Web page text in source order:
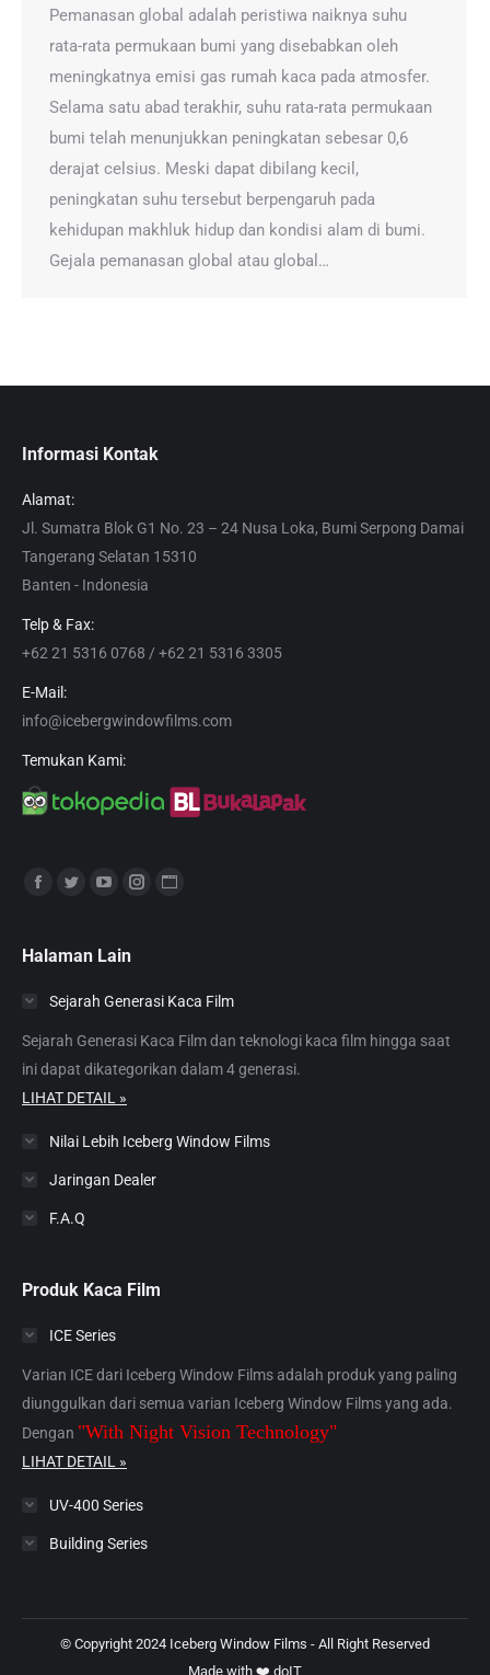
Pemanasan global adalah peristiwa naiknya suhu
rata-rata permukaan bumi yang disebabkan oleh
meningkatnya emisi gas rumah kaca pada atmosfer.
Selama satu abad terakhir, suhu rata-rata permukaan
bumi telah menunjukkan peningkatan sebesar 0,6
derajat celsius. Meski dapat dibilang kecil,
peningkatan suhu tersebut berpengaruh pada
kehidupan makhluk hidup dan kondisi alam di bumi.
Gejala pemanasan global atau global…
Informasi Kontak
Alamat:
Jl. Sumatra Blok G1 No. 23 – 24 Nusa Loka, Bumi Serpong Damai
Tangerang Selatan 15310
Banten - Indonesia
Telp & Fax:
+62 21 5316 0768 / +62 21 5316 3305
E-Mail:
info@icebergwindowfilms.com
Temukan Kami:
Find us on:
opens
new
window
opens
new
window
YouTube
opens
new
window
Instagram
new
window
new
window
Halaman Lain
Sejarah Generasi Kaca Film
Sejarah Generasi Kaca Film dan teknologi kaca film hingga saat
ini dapat dikategorikan dalam 4 generasi.
LIHAT DETAIL »
Nilai Lebih Iceberg Window Films
Jaringan Dealer
F.A.Q
Produk Kaca Film
ICE Series
Varian ICE dari Iceberg Window Films adalah produk yang paling
diunggulkan dari semua varian Iceberg Window Films yang ada.
Dengan "With Night Vision Technology"
LIHAT DETAIL »
UV-400 Series
Building Series
© Copyright 2024 Iceberg Window Films - All Right Reserved
Made with ❤️ doIT